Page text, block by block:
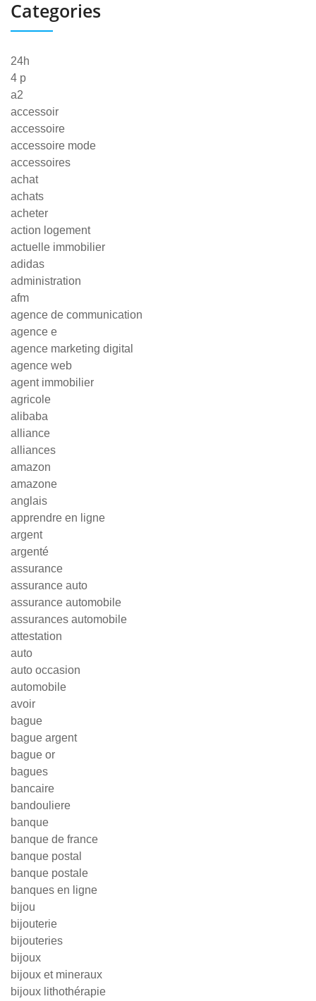
Categories
24h
4 p
a2
accessoir
accessoire
accessoire mode
accessoires
achat
achats
acheter
action logement
actuelle immobilier
adidas
administration
afm
agence de communication
agence e
agence marketing digital
agence web
agent immobilier
agricole
alibaba
alliance
alliances
amazon
amazone
anglais
apprendre en ligne
argent
argenté
assurance
assurance auto
assurance automobile
assurances automobile
attestation
auto
auto occasion
automobile
avoir
bague
bague argent
bague or
bagues
bancaire
bandouliere
banque
banque de france
banque postal
banque postale
banques en ligne
bijou
bijouterie
bijouteries
bijoux
bijoux et mineraux
bijoux lithothérapie